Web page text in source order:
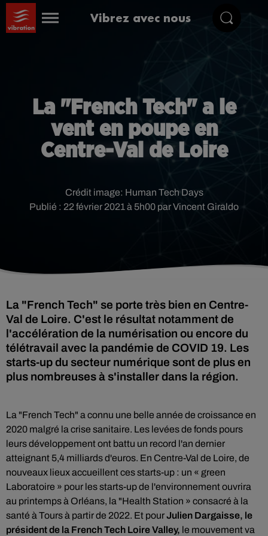
Vibrez avec nous
La "French Tech" a le
vent en poupe en
Centre-Val de Loire
Publié : 22 février 2021 à 5h00 par Vincent Giraldo
Crédit image: Human Tech Days
La "French Tech" se porte très bien en Centre-
Val de Loire. C'est le résultat notamment de
l'accélération de la numérisation ou encore du
télétravail avec la pandémie de COVID 19. Les
starts-up du secteur numérique sont de plus en
plus nombreuses à s'installer dans la région.
La "French Tech" a connu une belle année de croissance en
2020 malgré la crise sanitaire. Les levées de fonds pours
leurs développement ont battu un record l'an dernier
atteignant 5,4 milliards d'euros. En Centre-Val de Loire, de
nouveaux lieux accueillent ces starts-up : un « green
Laboratoire » pour les starts-up de l'environnement ouvrira
au printemps à Orléans, la "Health Station » consacré à la
santé à Tours à partir de 2022. Et pourJulien Dargaisse, le
président de la French Tech Loire Valley, le mouvement va